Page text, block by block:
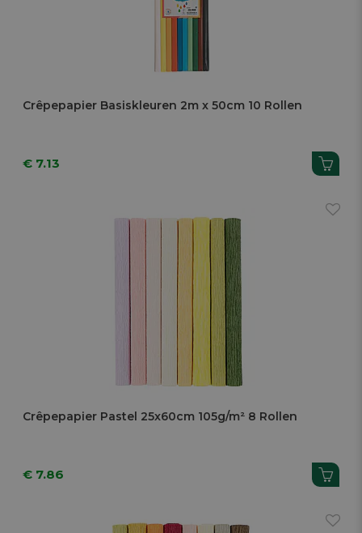
Crêpepapier Basiskleuren 2m x 50cm 10 Rollen
€ 7.13
Crêpepapier Pastel 25x60cm 105g/m² 8 Rollen
€ 7.86